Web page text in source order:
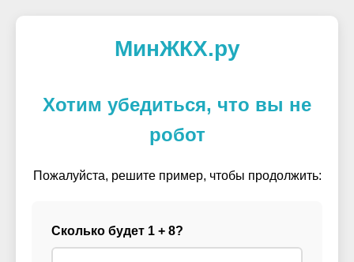
МинЖКХ.ру
Хотим убедиться, что вы не
робот
Пожалуйста, решите пример, чтобы продолжить:
Сколько будет 1 + 8?